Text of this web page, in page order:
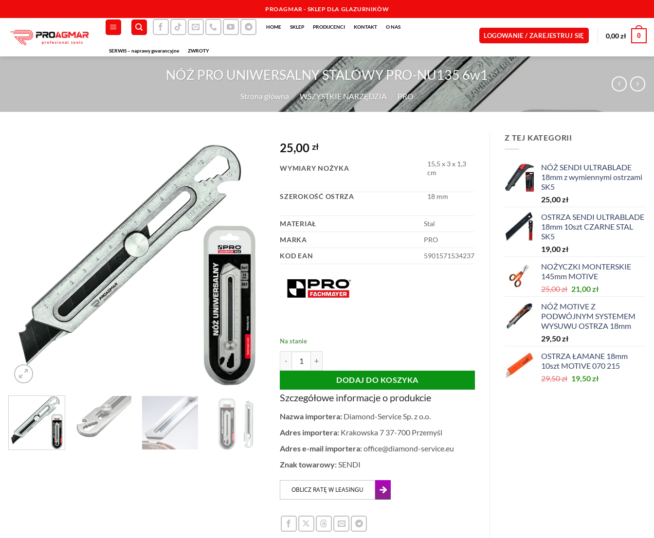
do
zawartości
PROAGMAR - SKLEP DLA GLAZURNIKÒW
HOME SKLEP PRODUCENCI KONTAKT O NAS
SERWIS – naprawy gwarancyjne ZWROTY
LOGOWANIE / ZAREJESTRUJ SIĘ 0,00zł 0
NÓŻ PRO UNIWERSALNY STALOWY PRO-NU135 6w1
Strona główna / WSZYSTKIE NARZĘDZIA / PRO
25,00zł
WYMIARY NOŻYKA
15,5 x 3 x 1,3
cm
SZEROKOŚĆ OSTRZA 18 mm
MATERIAŁ
Stal
MARKA
PRO
KOD EAN
5901571534237
Na stanie
DODAJ DO KOSZYKA
Szczegółowe informacje o produkcie
Nazwa importera: Diamond-Service Sp. z o.o.
Adres importera: Krakowska 7 37-700 Przemyśl
Adres e-mail importera:office@diamond-service.eu
Znak towarowy:SENDI
Z TEJ KATEGORII
NÓŻ SENDI ULTRABLADE
18mm z wymiennymi ostrzami
SK5
25,00zł
OSTRZA SENDI ULTRABLADE
18mm 10szt CZARNE STAL
SK5
19,00zł
NOŻYCZKI MONTERSKIE
145mm MOTIVE
25,00zł Pierwotna
wynosiła:
25,00 zł.
21,00złAktualna
21,00 zł.
NÓŻ MOTIVE Z
PODWÓJNYM SYSTEMEM
WYSUWU OSTRZA 18mm
29,50zł
OSTRZA ŁAMANE 18mm
10szt MOTIVE 070 215
29,50zł Pierwotna
19,50złAktualna